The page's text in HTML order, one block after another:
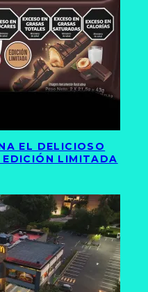
EL DELICIOSO
EDICIÓN LIMITADA